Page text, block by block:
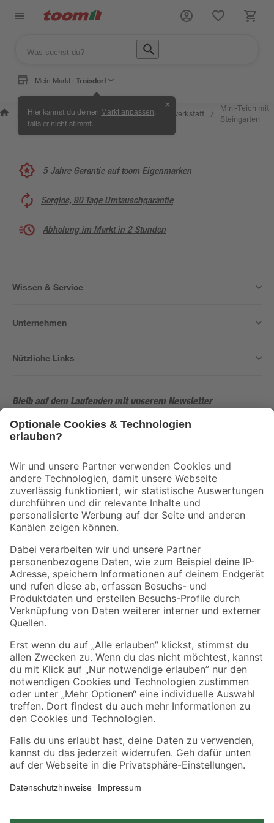
Mein Markt: Troisdorf
Hier kannst du deinen Markt anpassen
falls er nicht stimmt.
✕
Wissen &
Service
/
Selbermachen
& Ratgeber
/ Kreativwerkstatt /
Mini-Teich mit
Steingarten
5 Jahre Garantie auf toom Eigenmarken
Sorglos, 90 Tage Umtauschgarantie
Abholung im Markt in 2 Stunden
Wissen & Service
Unternehmen
Nützliche Links
Bleib auf dem Laufenden mit unserem Newsletter
Der toom Newsletter: Keine Angebote und Aktionen mehr verpassen!
Folge uns
Zahlungsarten Versandarten
Sicher einkaufen
Jetzt die toom-App herunterladen
Alle Preisangaben in EUR inkl. gesetzl. MwSt.. Die dargestellten Angebote sind unter
Umständen nicht in allen Märkten verfügbar. Die angegebenen Verfügbarkeiten beziehen
sich auf den unter "Mein Markt" ausgewählten toom Baumarkt. Alle Angebote und
*Paketversand ab 59 € versandkostenfrei, gilt nicht für Artikel mit Speditionsversand, hier
fallen zusätzliche Versandkosten an.